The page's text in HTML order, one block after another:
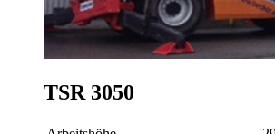
TSR 3050